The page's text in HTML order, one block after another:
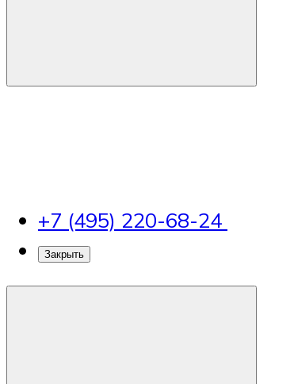
+7 (495) 220-68-24
Закрыть